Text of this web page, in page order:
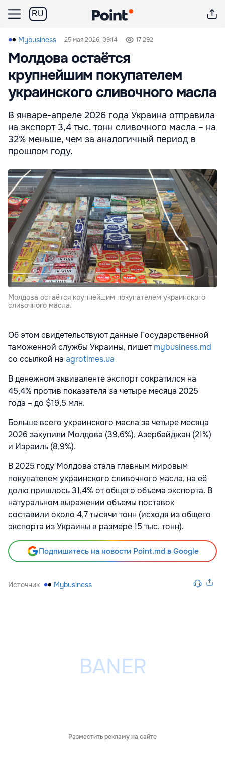
RU
Mybusiness 25 мая 2026, 09:14 17 292
Молдова остаётся
крупнейшим покупателем
украинского сливочного масла
В январе-апреле 2026 года Украина отправила
на экспорт 3,4 тыс. тонн сливочного масла – на
32% меньше, чем за аналогичный период в
прошлом году.
Молдова остаётся крупнейшим покупателем украинского
сливочного масла.
Об этом свидетельствуют данные Государственной
таможенной службы Украины, пишетmybusiness.md
со ссылкой на agrotimes.ua
В денежном эквиваленте экспорт сократился на
45,4% против показателя за четыре месяца 2025
года – до $19,5 млн.
Больше всего украинского масла за четыре месяца
2026 закупили Молдова (39,6%), Азербайджан (21%)
и Израиль (8,9%).
В 2025 году Молдова стала главным мировым
покупателем украинского сливочного масла, на её
долю пришлось 31,4% от общего объема экспорта. В
натуральном выражении объемы поставок
составили около 4,7 тысячи тонн (исходя из общего
экспорта из Украины в размере 15 тыс. тонн).
Подпишитесь на новости Point.md в Google
Источник Mybusiness
Разместить рекламу на сайте